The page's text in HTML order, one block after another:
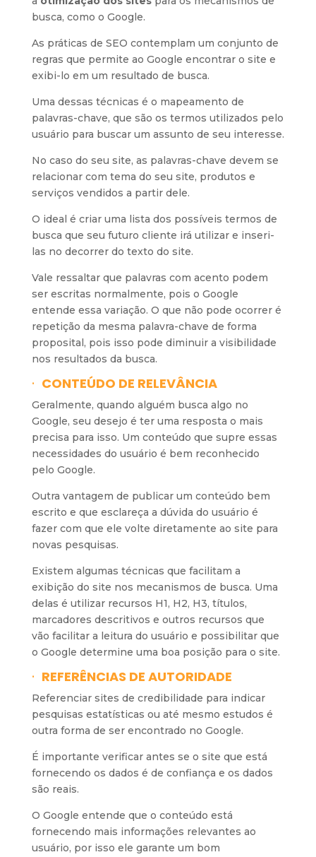
busca, como o Google.
As práticas de SEO contemplam um conjunto de
regras que permite ao Google encontrar o site e
exibi-lo em um resultado de busca.
Uma dessas técnicas é o mapeamento de
palavras-chave, que são os termos utilizados pelo
usuário para buscar um assunto de seu interesse.
No caso do seu site, as palavras-chave devem se
relacionar com tema do seu site, produtos e
serviços vendidos a partir dele.
O ideal é criar uma lista dos possíveis termos de
busca que seu futuro cliente irá utilizar e inseri-
las no decorrer do texto do site.
Vale ressaltar que palavras com acento podem
ser escritas normalmente, pois o Google
entende essa variação. O que não pode ocorrer é
repetição da mesma palavra-chave de forma
proposital, pois isso pode diminuir a visibilidade
nos resultados da busca.
· CONTEÚDO DE RELEVÂNCIA
Geralmente, quando alguém busca algo no
Google, seu desejo é ter uma resposta o mais
precisa para isso. Um conteúdo que supre essas
necessidades do usuário é bem reconhecido
pelo Google.
Outra vantagem de publicar um conteúdo bem
escrito e que esclareça a dúvida do usuário é
fazer com que ele volte diretamente ao site para
novas pesquisas.
Existem algumas técnicas que facilitam a
exibição do site nos mecanismos de busca. Uma
delas é utilizar recursos H1, H2, H3, títulos,
marcadores descritivos e outros recursos que
vão facilitar a leitura do usuário e possibilitar que
o Google determine uma boa posição para o site.
· REFERÊNCIAS DE AUTORIDADE
Referenciar sites de credibilidade para indicar
pesquisas estatísticas ou até mesmo estudos é
outra forma de ser encontrado no Google.
É importante verificar antes se o site que está
fornecendo os dados é de confiança e os dados
são reais.
O Google entende que o conteúdo está
fornecendo mais informações relevantes ao
usuário, por isso ele garante um bom